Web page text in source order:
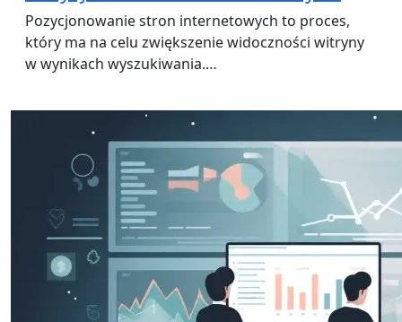
Pozycjonowanie stron internetowych to proces,
który ma na celu zwiększenie widoczności witryny
w wynikach wyszukiwania.…